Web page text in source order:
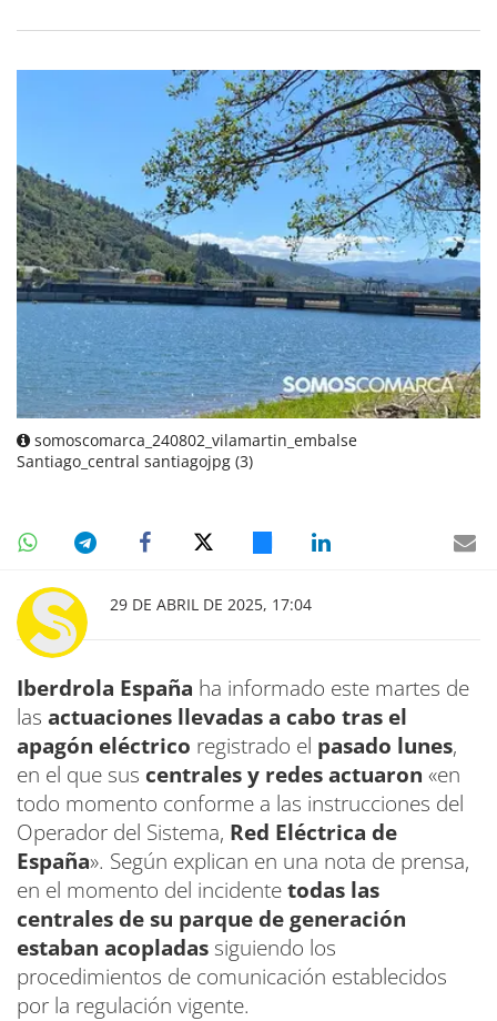
somoscomarca_240802_vilamartin_embalse
Santiago_central santiagojpg (3)
29 DE ABRIL DE 2025, 17:04
Iberdrola España ha informado este martes de
las actuaciones llevadas a cabo tras el
apagón eléctrico registrado el pasado lunes,
en el que sus centrales y redes actuaron «en
todo momento conforme a las instrucciones del
Operador del Sistema, Red Eléctrica de
España». Según explican en una nota de prensa,
en el momento del incidentetodas las
centrales de su parque de generación
estaban acopladas siguiendo los
procedimientos de comunicación establecidos
por la regulación vigente.